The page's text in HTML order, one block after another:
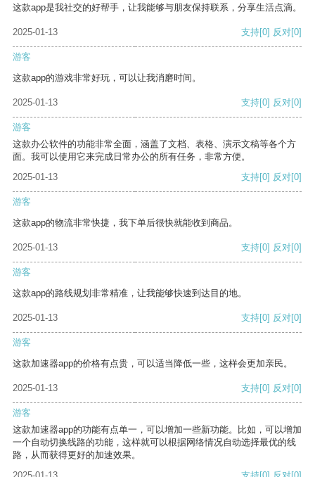
这款app是我社交的好帮手，让我能够与朋友保持联系，分享生活点滴。
2025-01-13 支持[0] 反对[0]
游客
这款app的游戏非常好玩，可以让我消磨时间。
2025-01-13 支持[0] 反对[0]
游客
这款办公软件的功能非常全面，涵盖了文档、表格、演示文稿等各个方
面。我可以使用它来完成日常办公的所有任务，非常方便。
2025-01-13
支持[0] 反对[0]
游客
这款app的物流非常快捷，我下单后很快就能收到商品。
2025-01-13 支持[0] 反对[0]
游客
这款app的路线规划非常精准，让我能够快速到达目的地。
2025-01-13 支持[0] 反对[0]
游客
这款加速器app的价格有点贵，可以适当降低一些，这样会更加亲民。
2025-01-13 支持[0] 反对[0]
游客
这款加速器app的功能有点单一，可以增加一些新功能。比如，可以增加
一个自动切换线路的功能，这样就可以根据网络情况自动选择最优的线
路，从而获得更好的加速效果。